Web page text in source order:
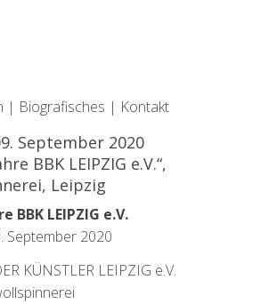
| Biografisches | Kontakt
September 2020
BBK LEIPZIG e.V.“,
Leipzig
BBK LEIPZIG e.V.
September 2020
KÜNSTLER LEIPZIG e.V.